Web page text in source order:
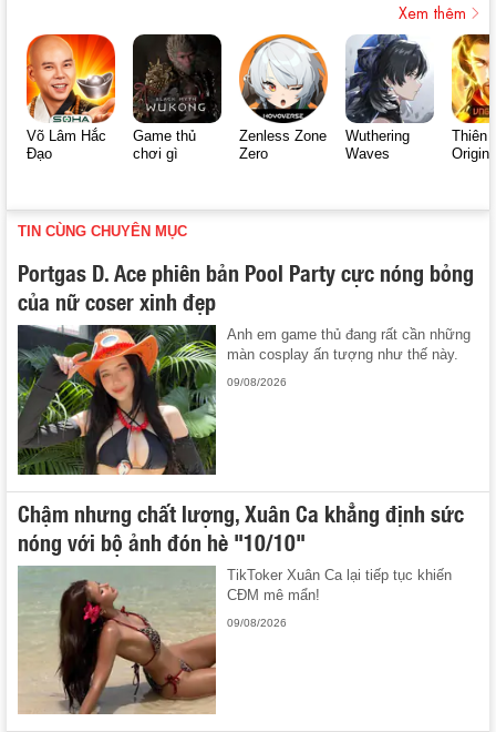
Xem thêm
Võ Lâm Hắc
Đạo
Game thủ
chơi gì
Zenless Zone
Zero
Wuthering
Waves
Thiên
Origin
TIN CÙNG CHUYÊN MỤC
Portgas D. Ace phiên bản Pool Party cực nóng bỏng
của nữ coser xinh đẹp
Anh em game thủ đang rất cần những
màn cosplay ấn tượng như thế này.
09/08/2026
Chậm nhưng chất lượng, Xuân Ca khẳng định sức
nóng với bộ ảnh đón hè "10/10"
TikToker Xuân Ca lại tiếp tục khiến
CĐM mê mẩn!
09/08/2026